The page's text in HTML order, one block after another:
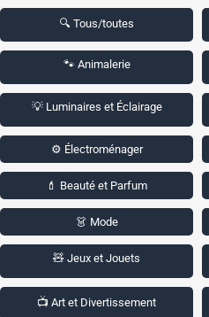
🔍 Tous/toutes
🐾 Animalerie
💡 Luminaires et Éclairage
⚙️ Électroménager
💄 Beauté et Parfum
👗 Mode
🧸 Jeux et Jouets
📺 Art et Divertissement